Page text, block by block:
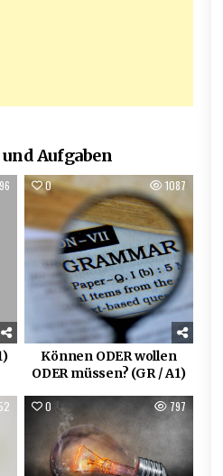
Aufgaben
0 1087
Können ODER wollen
ODER müssen? (GR / A1)
0 797